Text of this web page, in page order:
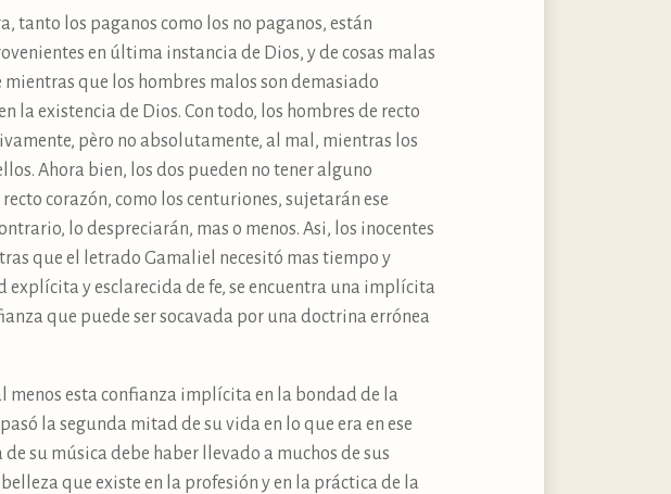
tanto los paganos como los no paganos, están
en última instancia de Dios, y de cosas malas
que los hombres malos son demasiado
la existencia de Dios. Con todo, los hombres de recto
pèro no absolutamente, al mal, mientras los
Ahora bien, los dos pueden no tener alguno
corazón, como los centuriones, sujetarán ese
lo despreciarán, mas o menos. Asi, los inocentes
que el letrado Gamaliel necesitó mas tiempo y
explícita y esclarecida de fe, se encuentra una implícita
que puede ser socavada por una doctrina errónea
menos esta confianza implícita en la bondad de la
la segunda mitad de su vida en lo que era en ese
su música debe haber llevado a muchos de sus
que existe en la profesión y en la práctica de la